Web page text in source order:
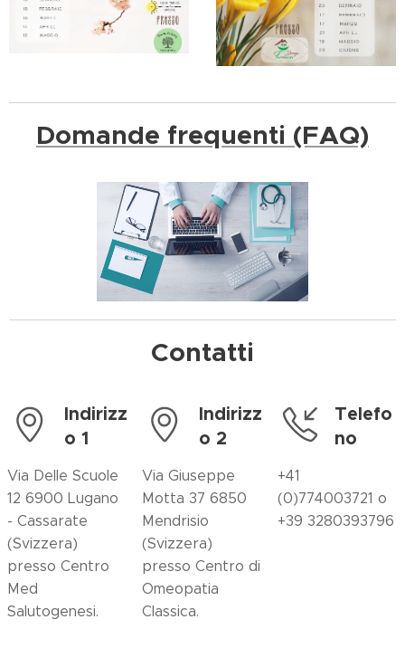
Domande frequenti (FAQ)
Contatti
Indirizz
o 1
Via Delle Scuole
12 6900 Lugano
- Cassarate
(Svizzera)
presso Centro
Med
Salutogenesi.
Indirizz
o 2
Via Giuseppe
Motta 37 6850
Mendrisio
(Svizzera)
presso Centro di
Omeopatia
Classica.
Telefo
no
+41
(0)774003721 o
+39 3280393796